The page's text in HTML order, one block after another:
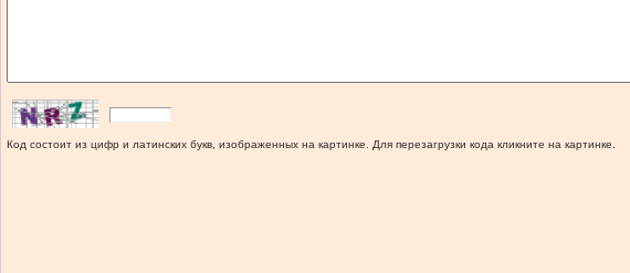
Код состоит из цифр и латинских букв, изображенных на картинке. Для перезагрузки кода кликните на картинке.